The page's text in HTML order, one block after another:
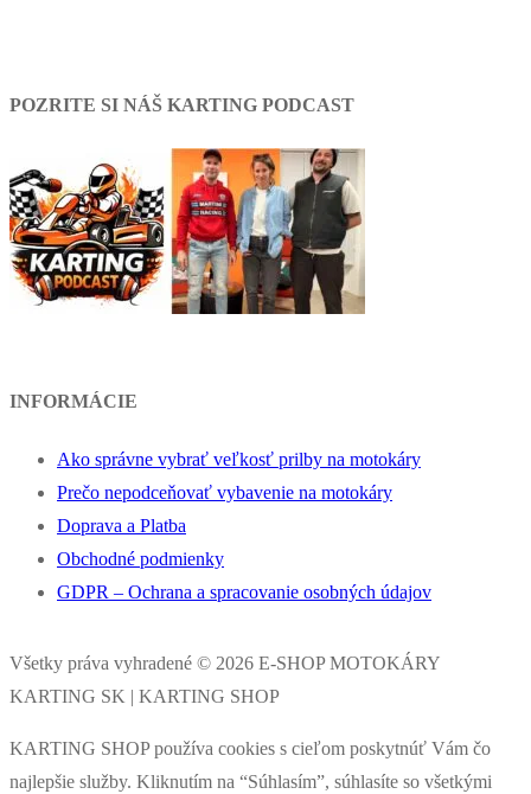
POZRITE SI NÁŠ KARTING PODCAST
INFORMÁCIE
Ako správne vybrať veľkosť prilby na motokáry
Prečo nepodceňovať vybavenie na motokáry
Doprava a Platba
Obchodné podmienky
GDPR – Ochrana a spracovanie osobných údajov
Všetky práva vyhradené © 2026 E-SHOP MOTOKÁRY
KARTING SK | KARTING SHOP
KARTING SHOP používa cookies s cieľom poskytnúť Vám čo
najlepšie služby. Kliknutím na “Súhlasím”, súhlasíte so všetkými